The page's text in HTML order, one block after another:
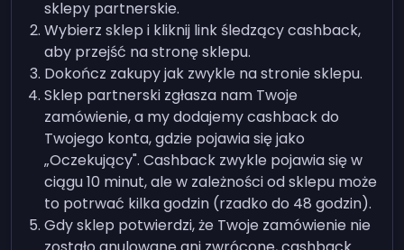
sklepy partnerskie.
Wybierz sklep i kliknij link śledzący cashback,
aby przejść na stronę sklepu.
Dokończ zakupy jak zwykle na stronie sklepu.
Sklep partnerski zgłasza nam Twoje
zamówienie, a my dodajemy cashback do
Twojego konta, gdzie pojawia się jako
„Oczekujący". Cashback zwykle pojawia się w
ciągu 10 minut, ale w zależności od sklepu może
to potrwać kilka godzin (rzadko do 48 godzin).
Gdy sklep potwierdzi, że Twoje zamówienie nie